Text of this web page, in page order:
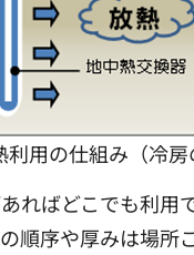
利用の仕組み（冷房
ればどこでも利用
順序や厚みは場所